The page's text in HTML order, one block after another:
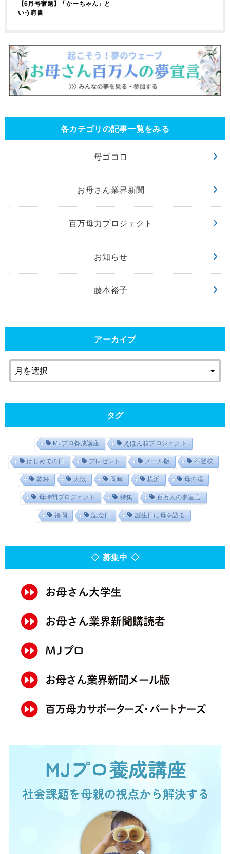
【6月号宿題】「かーちゃん」と
いう肩書
各カテゴリの記事一覧をみる
母ゴコロ
お母さん業界新聞
百万母力プロジェクト
お知らせ
藤本裕子
アーカイブ
タグ
MJプロ養成講座 えほん箱プロジェクト
はじめての日 プレゼント メール版 不登校
乾杯 大阪 岡崎 横浜 母の湯
母時間プロジェクト 特集 百万人の夢宣言
福岡 記念日 誕生日に母を語る
◇ 募集中 ◇